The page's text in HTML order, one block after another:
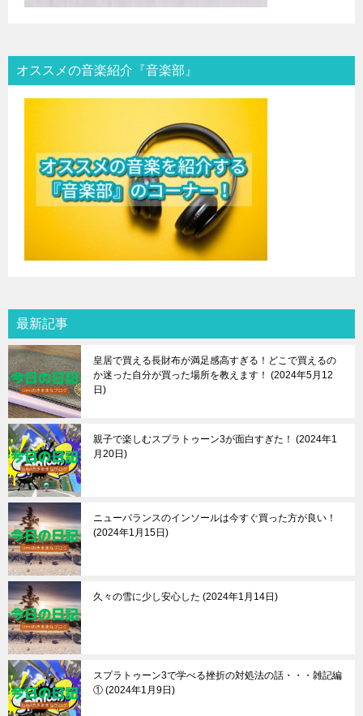
オススメの音楽紹介『音楽部』
最新記事
皇居で買える長財布が満足感高すぎる！どこで買えるの
か迷った自分が買った場所を教えます！
2024年5月12
日
親子で楽しむスプラトゥーン3が面白すぎた！
2024年1
月20日
ニューバランスのインソールは今すぐ買った方が良い！
2024年1月15日
久々の雪に少し安心した 2024年1月14日
スプラトゥーン3で学べる挫折の対処法の話・・・雑記編
① 2024年1月9日